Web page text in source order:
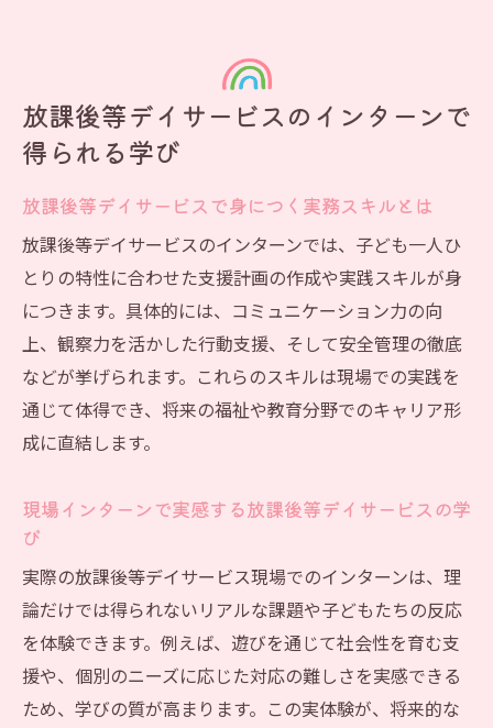
放課後等デイサービスのインターンで
得られる学び
放課後等デイサービスで身につく実務スキルとは
放課後等デイサービスのインターンでは、子ども一人ひ
とりの特性に合わせた支援計画の作成や実践スキルが身
につきます。具体的には、コミュニケーション力の向
上、観察力を活かした行動支援、そして安全管理の徹底
などが挙げられます。これらのスキルは現場での実践を
通じて体得でき、将来の福祉や教育分野でのキャリア形
成に直結します。
現場インターンで実感する放課後等デイサービスの学
び
実際の放課後等デイサービス現場でのインターンは、理
論だけでは得られないリアルな課題や子どもたちの反応
を体験できます。例えば、遊びを通じて社会性を育む支
援や、個別のニーズに応じた対応の難しさを実感できる
ため、学びの質が高まります。この実体験が、将来的な